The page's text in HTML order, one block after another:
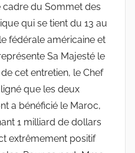
cadre du Sommet des
qui se tient du 13 au
fédérale américaine et
Sa Majesté le
cet entretien, le Chef
que les deux
a bénéficié le Maroc,
1 milliard de dollars
extrêmement positif